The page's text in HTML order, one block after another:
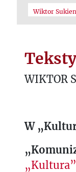
Wiktor
WIKTOR
W